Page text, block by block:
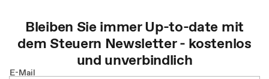
Bleiben Sie immer Up-to-date mit
demSteuern Newsletter - kostenlos
und unverbindlich
E-Mail